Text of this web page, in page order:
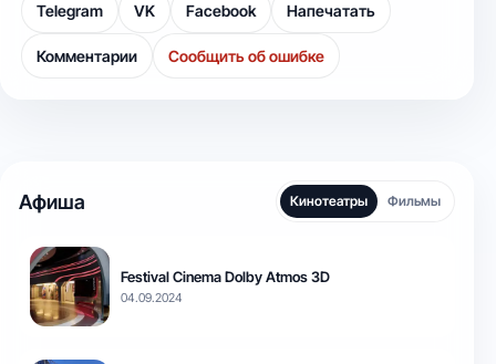
Telegram VK Facebook Напечатать
Комментарии Сообщить об ошибке
Афиша Кинотеатры Фильмы
Festival Cinema Dolby Atmos 3D
04.09.2024